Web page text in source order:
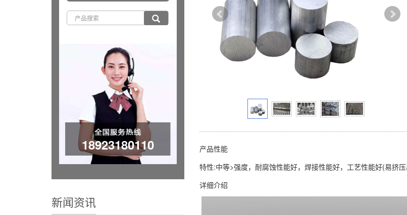
产品性能
特性:中等>强度，耐腐蚀性能好，焊接性能好，工艺性能好(易挤压
详细介绍
18923180110
新闻资讯